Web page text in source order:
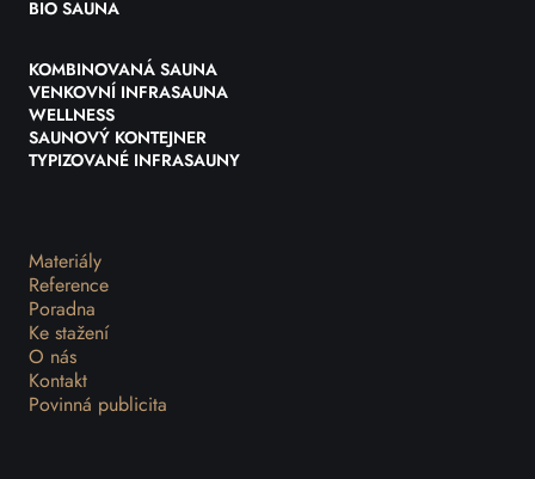
BIO SAUNA
KOMBINOVANÁ SAUNA
VENKOVNÍ INFRASAUNA
WELLNESS
SAUNOVÝ KONTEJNER
TYPIZOVANÉ INFRASAUNY
Materiály
Reference
Poradna
Ke stažení
O nás
Kontakt
Povinná publicita